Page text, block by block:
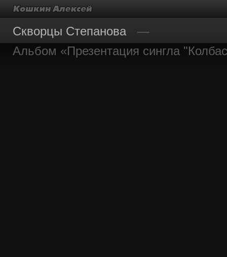
Скворцы Степанова
Альбом «Презентация сингла